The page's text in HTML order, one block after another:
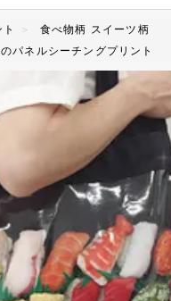
食べ物柄 スイーツ柄
パネルシーチングプリント